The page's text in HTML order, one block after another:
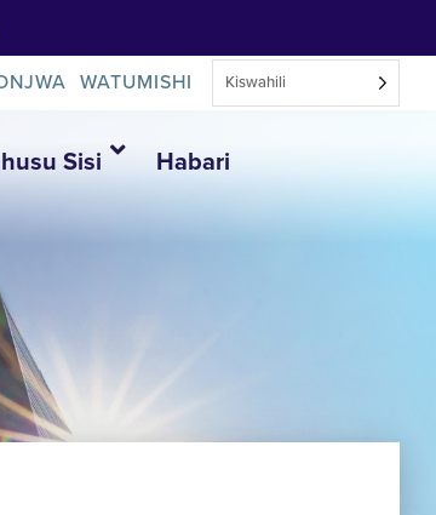
WATUMISHI Kiswahili
Sisi Habari